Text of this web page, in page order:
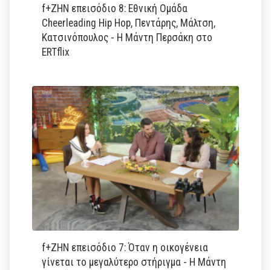
f+ΖΗΝ επεισόδιο 8: Εθνική Ομάδα
Cheerleading Hip Hop, Πεντάρης, Μάλτση,
Κατσινόπουλος - Η Μάντη Περσάκη στο
ERTflix
f+ΖΗΝ επεισόδιο 7: Όταν η οικογένεια
γίνεται το μεγαλύτερο στήριγμα - Η Μάντη